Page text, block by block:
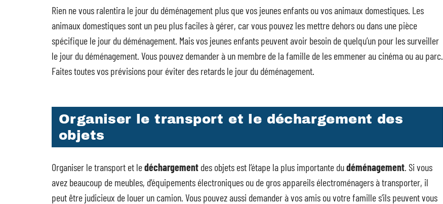
Rien ne vous ralentira le jour du déménagement plus que vos jeunes enfants ou vos animaux domestiques. Les
animaux domestiques sont un peu plus faciles à gérer, car vous pouvez les mettre dehors ou dans une pièce
spécifique le jour du déménagement. Mais vos jeunes enfants peuvent avoir besoin de quelqu’un pour les surveiller
le jour du déménagement. Vous pouvez demander à un membre de la famille de les emmener au cinéma ou au parc.
Faites toutes vos prévisions pour éviter des retards le jour du déménagement.
Organiser le transport et le déchargement des
objets
Organiser le transport et ledéchargement des objets est l’étape la plus importante dudéménagement. Si vous
avez beaucoup de meubles, d’équipements électroniques ou de gros appareils électroménagers à transporter, il
peut être judicieux de louer un camion. Vous pouvez aussi demander à vos amis ou votre famille s’ils peuvent vous